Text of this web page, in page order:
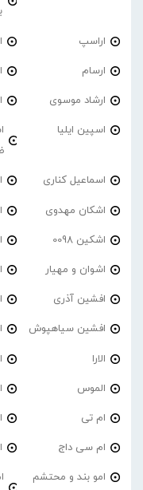
اراسپ
ارسام
ارشاد موسوی
اسپین ایلیا
اسماعیل کناری
اشکان مهدوی
اشکین 0098
اشوان و مهیار
افشین آذری
افشین سیاهپوش
الارا
الموس
ام تی
ام سی داج
امو بند و محتشم